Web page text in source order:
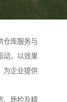
仓库服务与
动，以效果
为企业提供
、质检及精